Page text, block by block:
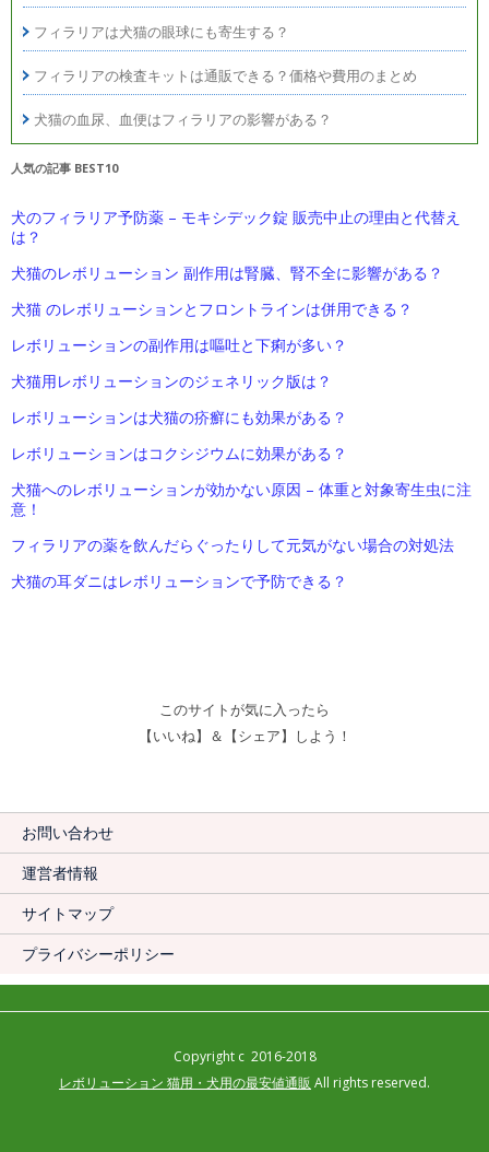
フィラリアは犬猫の眼球にも寄生する？
フィラリアの検査キットは通販できる？価格や費用のまとめ
犬猫の血尿、血便はフィラリアの影響がある？
人気の記事 BEST10
犬のフィラリア予防薬 – モキシデック錠 販売中止の理由と代替え
は？
犬猫のレボリューション 副作用は腎臓、腎不全に影響がある？
犬猫 のレボリューションとフロントラインは併用できる？
レボリューションの副作用は嘔吐と下痢が多い？
犬猫用レボリューションのジェネリック版は？
レボリューションは犬猫の疥癬にも効果がある？
レボリューションはコクシジウムに効果がある？
犬猫へのレボリューションが効かない原因 – 体重と対象寄生虫に注
意！
フィラリアの薬を飲んだらぐったりして元気がない場合の対処法
犬猫の耳ダニはレボリューションで予防できる？
このサイトが気に入ったら
【いいね】＆【シェア】しよう！
お問い合わせ
運営者情報
サイトマップ
プライバシーポリシー
Copyright c 2016-2018
レボリューション 猫用・犬用の最安値通販 All rights reserved.